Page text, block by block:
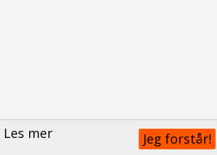
Les mer Jeg forstår!